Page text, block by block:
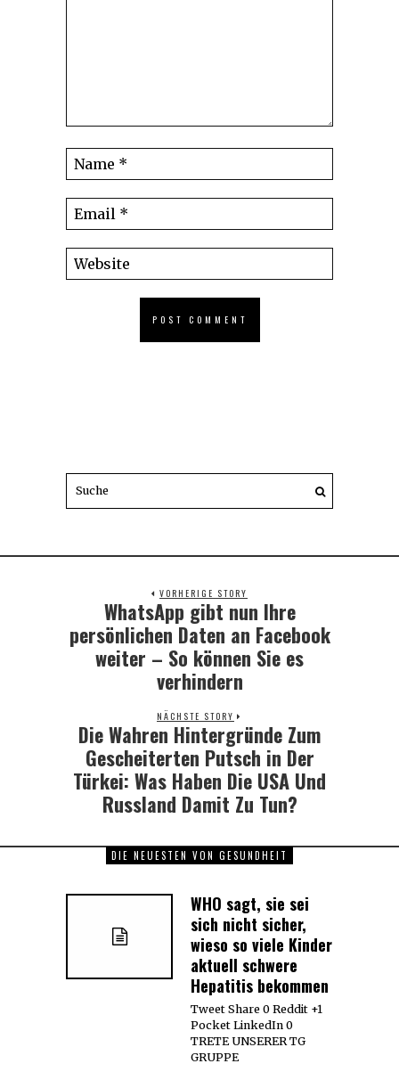
VORHERIGE STORY
Previous
post:
WhatsApp gibt nun Ihre
persönlichen Daten an Facebook
weiter – So können Sie es
verhindern
NÄCHSTE STORY
Next
post:
Die Wahren Hintergründe Zum
Gescheiterten Putsch in Der
Türkei: Was Haben Die USA Und
Russland Damit Zu Tun?
DIE NEUESTEN VON GESUNDHEIT
WHO sagt, sie sei
sich nicht sicher,
wieso so viele Kinder
aktuell schwere
Hepatitis bekommen
Tweet Share 0 Reddit +1
Pocket LinkedIn 0
TRETE UNSERER TG
GRUPPE